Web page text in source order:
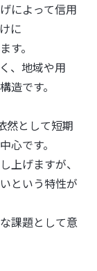
によって信用
に
す。
、地域や用
造です。
然として短期
心です。
上げますが、
という特性が
課題として意